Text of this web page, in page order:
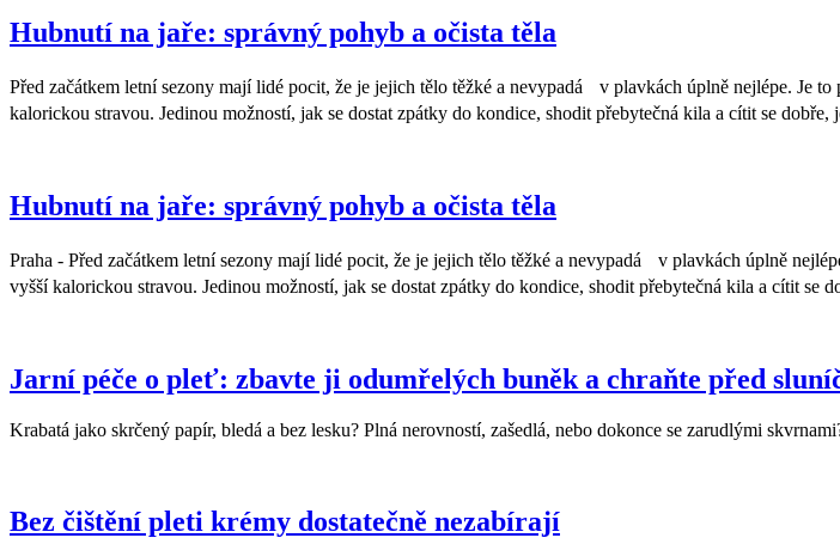
Hubnutí na jaře: správný pohyb a očista těla
Před začátkem letní sezony mají lidé pocit, že je jejich tělo těžké a nevypadá v plavkách úplně nejlépe. Je
kalorickou stravou. Jedinou možností, jak se dostat zpátky do kondice, shodit přebytečná kila a cítit se
Hubnutí na jaře: správný pohyb a očista těla
Praha - Před začátkem letní sezony mají lidé pocit, že je jejich tělo těžké a nevypadá v plavkách úplně
vyšší kalorickou stravou. Jedinou možností, jak se dostat zpátky do kondice, shodit přebytečná kila a cítit
Jarní péče o pleť: zbavte ji odumřelých buněk a chraňte před
Krabatá jako skrčený papír, bledá a bez lesku? Plná nerovností, zašedlá, nebo dokonce se zarudlými
Bez čištění pleti krémy dostatečně nezabírají